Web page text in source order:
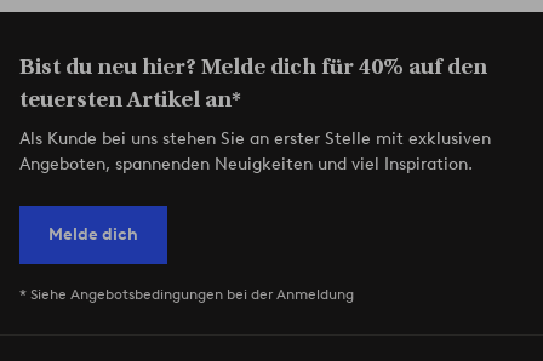
Bist du neu hier? Melde dich für 40% auf den
teuersten Artikel an*
Als Kunde bei uns stehen Sie an erster Stelle mit exklusiven
Angeboten, spannenden Neuigkeiten und viel Inspiration.
Melde dich
* Siehe Angebotsbedingungen bei der Anmeldung